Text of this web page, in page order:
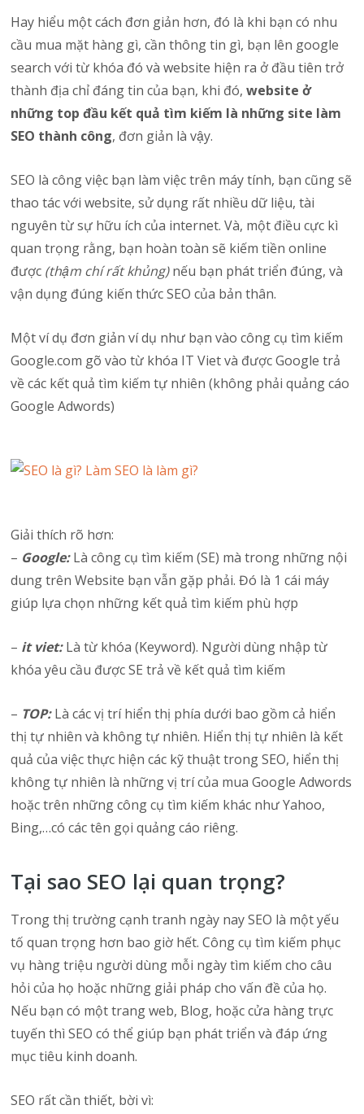
Hay hiểu một cách đơn giản hơn, đó là khi bạn có nhu
cầu mua mặt hàng gì, cần thông tin gì, bạn lên google
search với từ khóa đó và website hiện ra ở đầu tiên trở
thành địa chỉ đáng tin của bạn, khi đó,website ở
những top đầu kết quả tìm kiếm là những site làm
SEO thành công, đơn giản là vậy.
SEO là công việc bạn làm việc trên máy tính, bạn cũng sẽ
thao tác với website, sử dụng rất nhiều dữ liệu, tài
nguyên từ sự hữu ích của internet. Và, một điều cực kì
quan trọng rằng, bạn hoàn toàn sẽ kiếm tiền online
được (thậm chí rất khủng)nếu bạn phát triển đúng, và
vận dụng đúng kiến thức SEO của bản thân.
Một ví dụ đơn giản ví dụ như bạn vào công cụ tìm kiếm
Google.com gõ vào từ khóa IT Viet và được Google trả
về các kết quả tìm kiếm tự nhiên (không phải quảng cáo
Google Adwords)
Giải thích rõ hơn:
– Google:Là công cụ tìm kiếm (SE) mà trong những nội
dung trên Website bạn vẫn gặp phải. Đó là 1 cái máy
giúp lựa chọn những kết quả tìm kiếm phù hợp
– it viet:Là từ khóa (Keyword). Người dùng nhập từ
khóa yêu cầu được SE trả về kết quả tìm kiếm
– TOP:Là các vị trí hiển thị phía dưới bao gồm cả hiển
thị tự nhiên và không tự nhiên. Hiển thị tự nhiên là kết
quả của việc thực hiện các kỹ thuật trong SEO, hiển thị
không tự nhiên là những vị trí của mua Google Adwords
hoặc trên những công cụ tìm kiếm khác như Yahoo,
Bing,…có các tên gọi quảng cáo riêng.
Tại sao SEO lại quan trọng?
Trong thị trường cạnh tranh ngày nay SEO là một yếu
tố quan trọng hơn bao giờ hết. Công cụ tìm kiếm phục
vụ hàng triệu người dùng mỗi ngày tìm kiếm cho câu
hỏi của họ hoặc những giải pháp cho vấn đề của họ.
Nếu bạn có một trang web, Blog, hoặc cửa hàng trực
tuyến thì SEO có thể giúp bạn phát triển và đáp ứng
mục tiêu kinh doanh.
SEO rất cần thiết, bời vì: